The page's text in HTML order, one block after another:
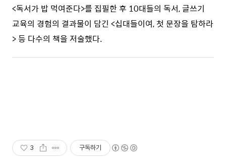
<독서가 밥 먹여준다>를 집필한 후 10대들의 독서, 글쓰기
교육의 경험의 결과물이 담긴 <십대들이여, 첫 문장을 탐하라
> 등 다수의 책을 저술했다.
3 구독하기